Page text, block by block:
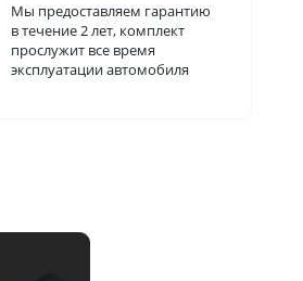
Мы предоставляем гарантию
в течение 2 лет, комплект
прослужит все время
эксплуатации автомобиля